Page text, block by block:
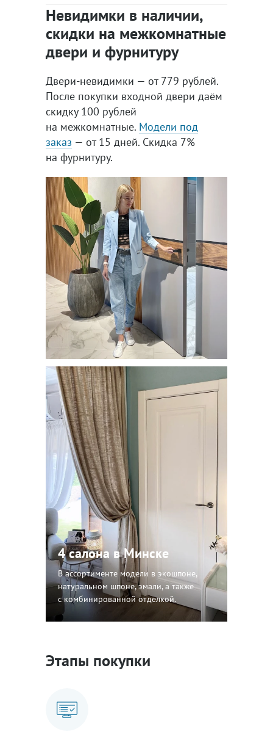
Невидимки в наличии,
скидки на межкомнатные
двери и фурнитуру
Двери-невидимки — от 779 рублей.
После покупки входной двери даём
скидку 100 рублей
на межкомнатные. Модели под
заказ — от 15 дней. Скидка 7%
на фурнитуру.
4 салона в Минске
В ассортименте модели в экошпоне,
натуральном шпоне, эмали, а также
с комбинированной отделкой.
Этапы покупки